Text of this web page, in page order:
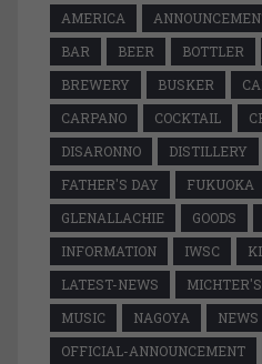
AMERICA
BAR
BEER BOTTLER
BREWERY
BUSKER
CARPANO
COCKTAIL
DISARONNO
DISTILLERY
FATHER'S DAY
FUKUOKA
GLENALLACHIE
GOODS
INFORMATION
IWSC
LATEST-NEWS
MICHTER'S
MUSIC
NAGOYA
OFFICIAL-ANNOUNCEMENT